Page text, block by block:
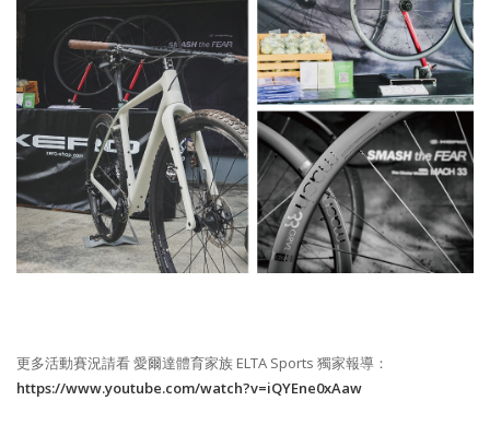
更多活動賽況請看 愛爾達體育家族 ELTA Sports 獨家報導：
https://www.youtube.com/watch?v=iQYEne0xAaw